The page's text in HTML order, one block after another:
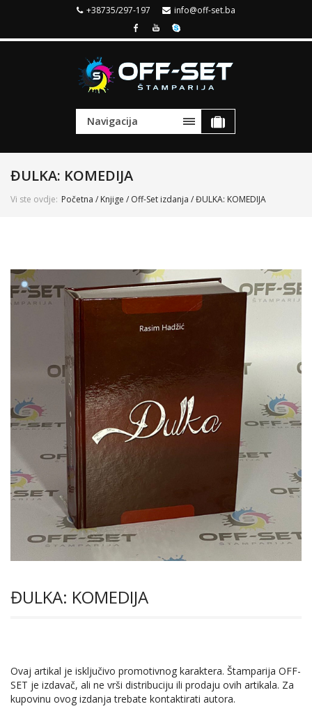
+38735/297-197 info@off-set.ba
Navigacija
ĐULKA: KOMEDIJA
Vi ste ovdje: Početna / Knjige / Off-Set izdanja / ĐULKA: KOMEDIJA
ĐULKA: KOMEDIJA
Ovaj artikal je isključivo promotivnog karaktera. Štamparija OFF-
SET je izdavač, ali ne vrši distribuciju ili prodaju ovih artikala. Za
kupovinu ovog izdanja trebate kontaktirati autora.